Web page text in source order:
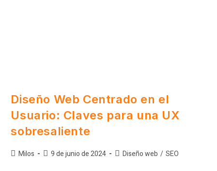
Diseño Web Centrado en el
Usuario: Claves para una UX
sobresaliente
Milos 9 de junio de 2024 Diseño web / SEO